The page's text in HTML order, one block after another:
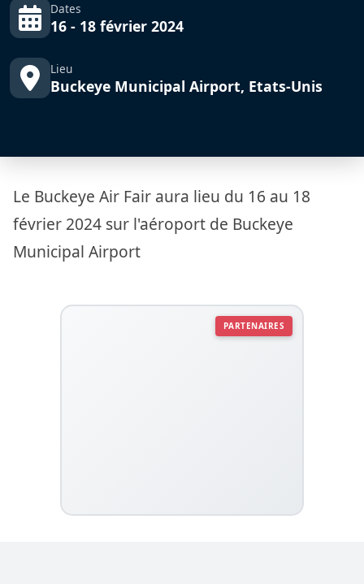
Dates
16 - 18 février 2024
Lieu
Buckeye Municipal Airport, Etats-Unis
Le Buckeye Air Fair aura lieu du 16 au 18
février 2024 sur l'aéroport de Buckeye
Municipal Airport
PARTENAIRES